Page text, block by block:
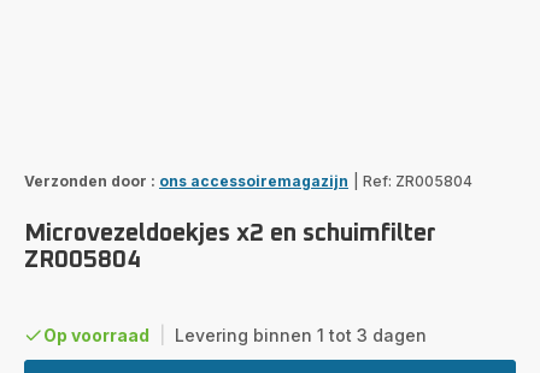
Verzonden door : ons accessoiremagazijn Ref: ZR005804
Microvezeldoekjes x2 en schuimfilter
ZR005804
Op voorraad Levering binnen 1 tot 3 dagen